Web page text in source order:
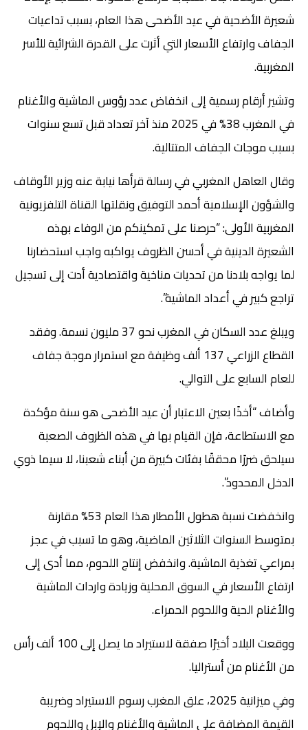
شعيرة الأضحية في عيد الأضحى هذا العام، بسبب تداعيات
الجفاف وارتفاع الأسعار التي أثرت على القدرة الشرائية للأسر
المغربية.
وتشير أرقام رسمية إلى انخفاض عدد رؤوس الماشية والأغنام
في المغرب 38% في 2025 منذ آخر تعداد قبل تسع سنوات
بسبب موجات الجفاف المتتالية.
وقال العاهل المغربي في رسالة قرأها نيابة عنه وزير الأوقاف
والشؤون الإسلامية أحمد التوفيق ونقلتها القناة التلفزيونية
المغربية الأولى: “حرصنا على تمكينكم من الوفاء بهذه
الشعيرة الدينية في أحسن الظروف يواكبه واجب استحضارنا
لما يواجه بلادنا من تحديات مناخية واقتصادية أدت إلى تسجيل
تراجع كبير في أعداد الماشية”.
ويبلغ عدد السكان في المغرب نحو 37 مليون نسمة. وفقد
القطاع الزراعي 137 ألف وظيفة مع استمرار موجة جفاف
للعام السابع على التوالي.
وأضاف “أخذًا بعين الاعتبار أن عيد الأضحى هو سنة مؤكدة
مع الاستطاعة، فإن القيام بها في هذه الظروف الصعبة
سيلحق ضررًا محققًا بفئات كبيرة من أبناء شعبنا، لا سيما ذوي
الدخل المحدود”.
وانخفضت نسبة هطول الأمطار هذا العام 53% مقارنة
بمتوسط السنوات الثلاثين الماضية، وهو ما تسبب في عجز
بمراعي تغذية الماشية. وانخفض إنتاج اللحوم، مما أدى إلى
ارتفاع الأسعار في السوق المحلية وزيادة واردات الماشية
والأغنام الحية واللحوم الحمراء.
ووقعت البلاد أخيرًا صفقة لاستيراد ما يصل إلى 100 ألف رأس
من الأغنام من أستراليا.
وفي ميزانية 2025، علق المغرب رسوم الاستيراد وضريبة
القيمة المضافة على الماشية والأغنام والإبل واللحوم